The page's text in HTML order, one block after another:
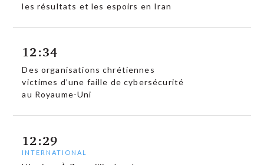
les résultats et les espoirs en Iran
12:34
Des organisations chrétiennes
victimes d’une faille de cybersécurité
au Royaume-Uni
12:29
INTERNATIONAL